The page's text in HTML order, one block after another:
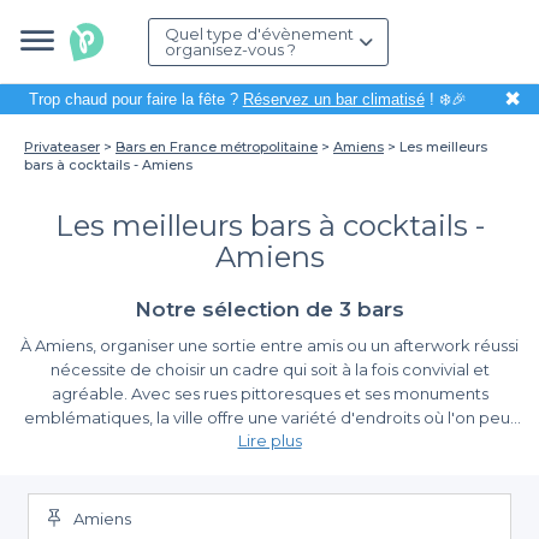
Quel type d'évènement
organisez-vous ?
Trop chaud pour faire la fête ? Réservez un bar climatisé! ❄️🎉 ✖
Privateaser Bars en France métropolitaine Amiens
Les meilleurs
bars à cocktails - Amiens
Les meilleurs bars à cocktails -
Amiens
Notre sélection de 3 bars
À Amiens, organiser une sortie entre amis ou un afterwork réussi
nécessite de choisir un cadre qui soit à la fois convivial et
agréable. Avec ses rues pittoresques et ses monuments
emblématiques, la ville offre une variété d'endroits où l'on peut
déguster d'excellents cocktails. Que vous soyez amateur de
audacieuses, les bars à cocktails d'Amiens sauront répondre à
Réservez facilement avec Privateaser
La plateforme Privateaser simplifie le processus de réservation
Lire plus
Amiens